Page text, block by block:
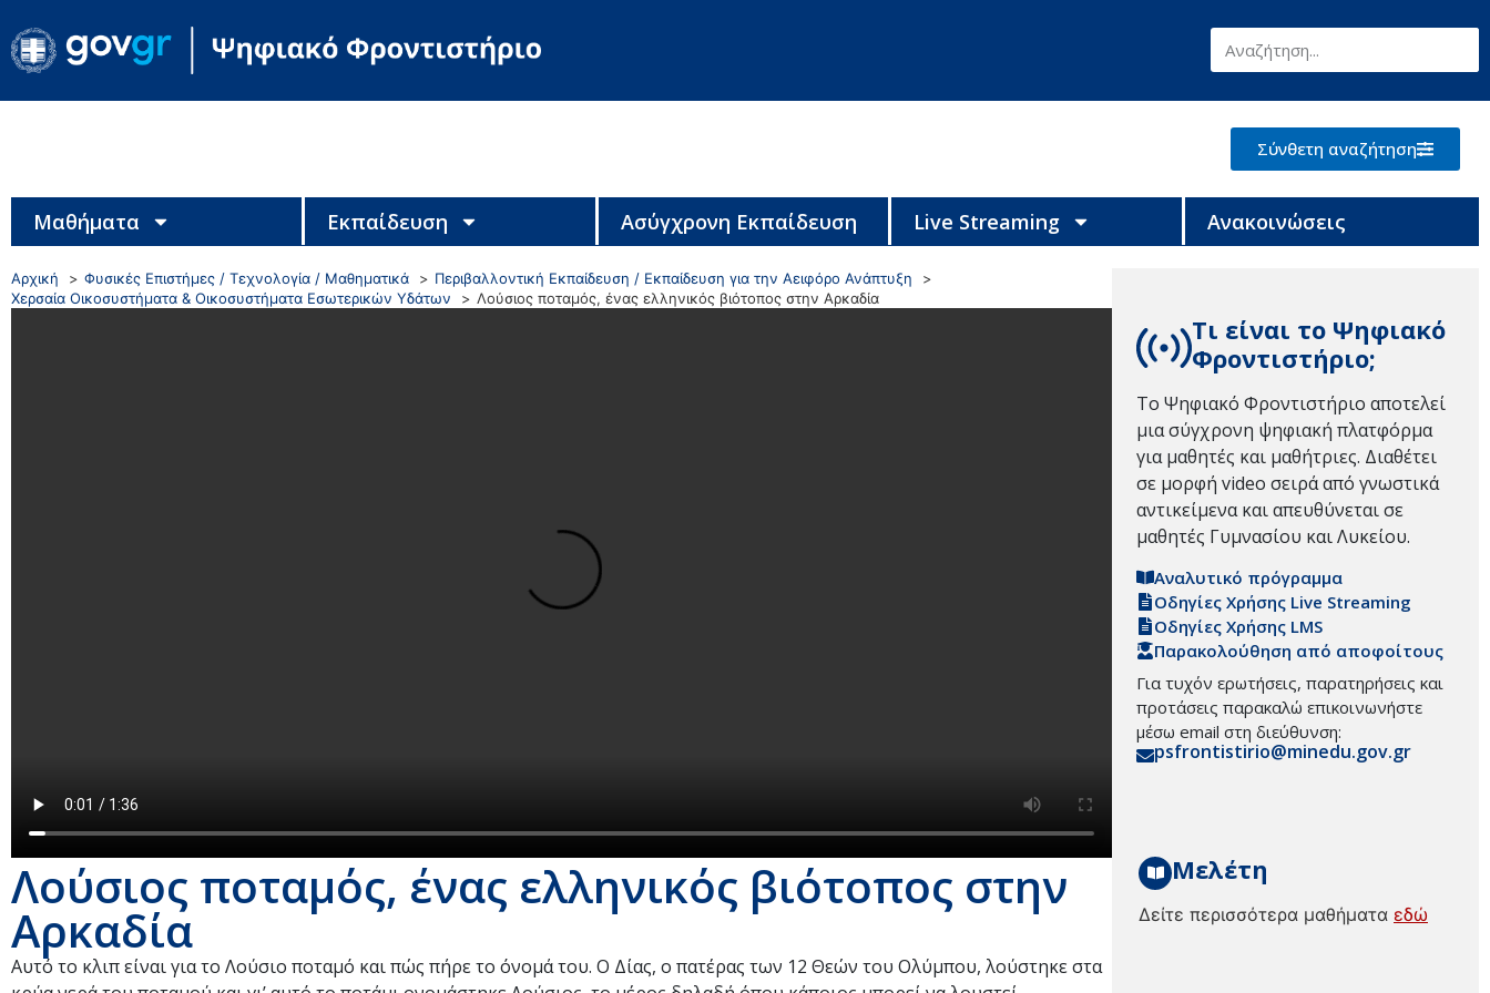
Σύνθετη αναζήτηση
Μαθήματα Εκπαίδευση Ασύγχρονη Εκπαίδευση Live Streaming Ανακοινώσεις
Αρχική Φυσικές Επιστήμες / Τεχνολογία / Μαθηματικά
Περιβαλλοντική Εκπαίδευση / Εκπαίδευση για την Αειφόρο Ανάπτυξη
Χερσαία Οικοσυστήματα & Οικοσυστήματα Εσωτερικών Υδάτων
Λούσιος ποταμός, ένας ελληνικός βιότοπος στην Αρκαδία
Λούσιος ποταμός, ένας ελληνικός βιότοπος στην
Αρκαδία
Αυτό το κλιπ είναι για το Λούσιο ποταμό και πώς πήρε το όνομά του. Ο Δίας, ο πατέρας των 12 Θεών του Ολύμπου, λούστηκε στα
Τι είναι το Ψηφιακό
Φροντιστήριο;
Το Ψηφιακό Φροντιστήριο αποτελεί
μια σύγχρονη ψηφιακή πλατφόρμα
για μαθητές και μαθήτριες. Διαθέτει
σε μορφή video σειρά από γνωστικά
αντικείμενα και απευθύνεται σε
μαθητές Γυμνασίου και Λυκείου.
Αναλυτικό πρόγραμμα
Οδηγίες Χρήσης Live Streaming
Οδηγίες Χρήσης LMS
Παρακολούθηση από αποφοίτους
Για τυχόν ερωτήσεις, παρατηρήσεις και
προτάσεις παρακαλώ επικοινωνήστε
μέσω email στη διεύθυνση:
psfrontistirio@minedu.gov.gr
Μελέτη
Δείτε περισσότερα μαθήματα εδώ